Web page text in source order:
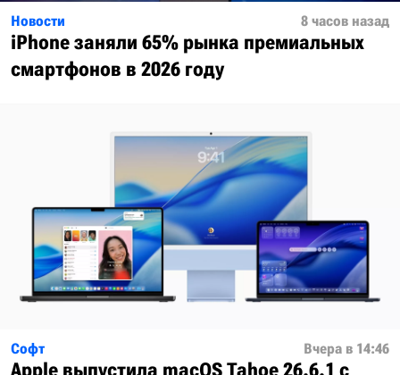
Новости 8 часов назад
iPhone заняли 65% рынка премиальных
смартфонов в 2026 году
Софт Вчера в 14:46
Apple выпустила macOS Tahoe 26.6.1 с